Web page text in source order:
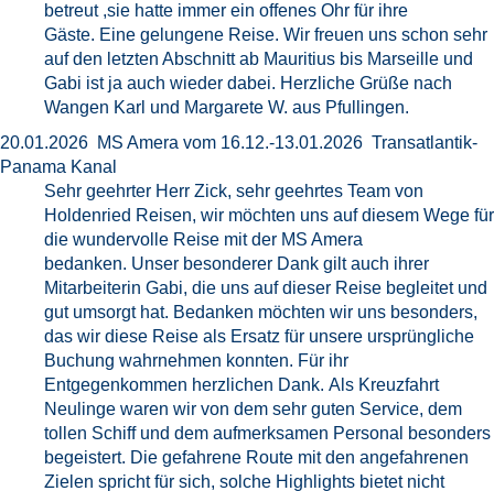
betreut ,sie hatte immer ein offenes Ohr für ihre
Gäste. Eine gelungene Reise. Wir freuen uns schon sehr
auf den letzten Abschnitt ab Mauritius bis Marseille und
Gabi ist ja auch wieder dabei. Herzliche Grüße nach
Wangen Karl und Margarete W. aus Pfullingen.
20.01.2026 MS Amera vom 16.12.-13.01.2026 Transatlantik-
Panama Kanal
Sehr geehrter Herr Zick, sehr geehrtes Team von
Holdenried Reisen, wir möchten uns auf diesem Wege für
die wundervolle Reise mit der MS Amera
bedanken. Unser besonderer Dank gilt auch ihrer
Mitarbeiterin Gabi, die uns auf dieser Reise begleitet und
gut umsorgt hat. Bedanken möchten wir uns besonders,
das wir diese Reise als Ersatz für unsere ursprüngliche
Buchung wahrnehmen konnten. Für ihr
Entgegenkommen herzlichen Dank. Als Kreuzfahrt
Neulinge waren wir von dem sehr guten Service, dem
tollen Schiff und dem aufmerksamen Personal besonders
begeistert. Die gefahrene Route mit den angefahrenen
Zielen spricht für sich, solche Highlights bietet nicht